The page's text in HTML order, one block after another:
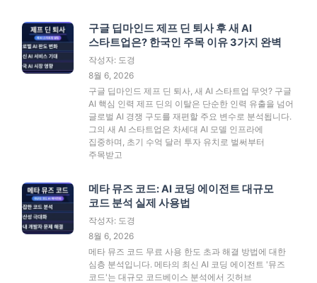
구글 딥마인드 제프 딘 퇴사 후 새 AI
스타트업은? 한국인 주목 이유 3가지 완벽
작성자: 도경
8월 6, 2026
구글 딥마인드 제프 딘 퇴사, 새 AI 스타트업 무엇? 구글
AI 핵심 인력 제프 딘의 이탈은 단순한 인력 유출을 넘어
글로벌 AI 경쟁 구도를 재편할 주요 변수로 분석됩니다.
그의 새 AI 스타트업은 차세대 AI 모델 인프라에
집중하며, 초기 수억 달러 투자 유치로 벌써부터
주목받고
메타 뮤즈 코드: AI 코딩 에이전트 대규모
코드 분석 실제 사용법
작성자: 도경
8월 6, 2026
메타 뮤즈 코드 무료 사용 한도 초과 해결 방법에 대한
심층 분석입니다. 메타의 최신 AI 코딩 에이전트 '뮤즈
코드'는 대규모 코드베이스 분석에서 깃허브